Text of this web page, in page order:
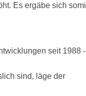
Es ergäbe sich
seit 1988 -
sind, läge der